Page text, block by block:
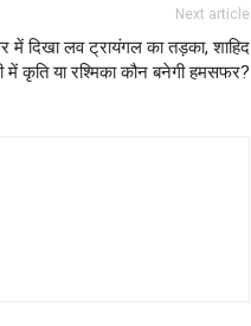
Next article
में दिखा लव ट्रायंगल का तड़का, शाहिद
में कृति या रश्मिका कौन बनेगी हमसफर?